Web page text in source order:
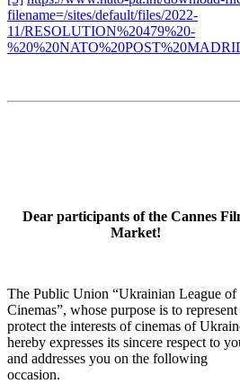
filename=/sites/default/files/2022-
11/RESOLUTION%20479%20-
Dear participants of the Cannes
Market!
The Public Union “Ukrainian League of
Cinemas”, whose purpose is to represent
protect the interests of cinemas of
hereby expresses its sincere respect to
and addresses you on the following
occasion.